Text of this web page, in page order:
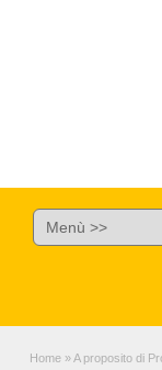
Home » A proposito di